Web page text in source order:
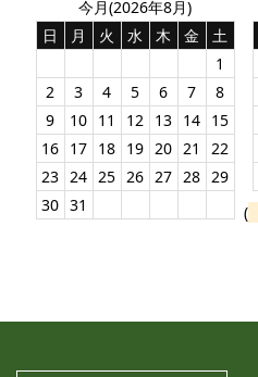
今月(2026年8月)
日
月 火 水 木 金
土
1
2
3 4 5 6 7
8
9
10 11 12 13 14 15
16 17 18 19 20 21
22
23 24 25 26 27 28 29
30 31
(